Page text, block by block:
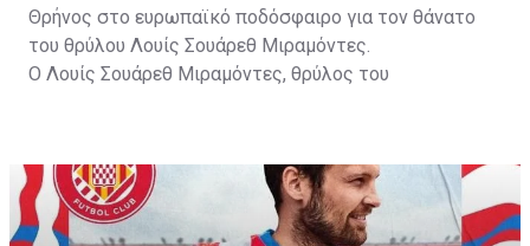
Θρήνος στο ευρωπαϊκό ποδόσφαιρο για τον θάνατο
του θρύλου Λουίς Σουάρεθ Μιραμόντες.
Ο Λουίς Σουάρεθ Μιραμόντες, θρύλος του
μεγάλο μέρος της καριέρας του.
Ο Ισπανός, που πραγματοποίησε το επαγγελματικό